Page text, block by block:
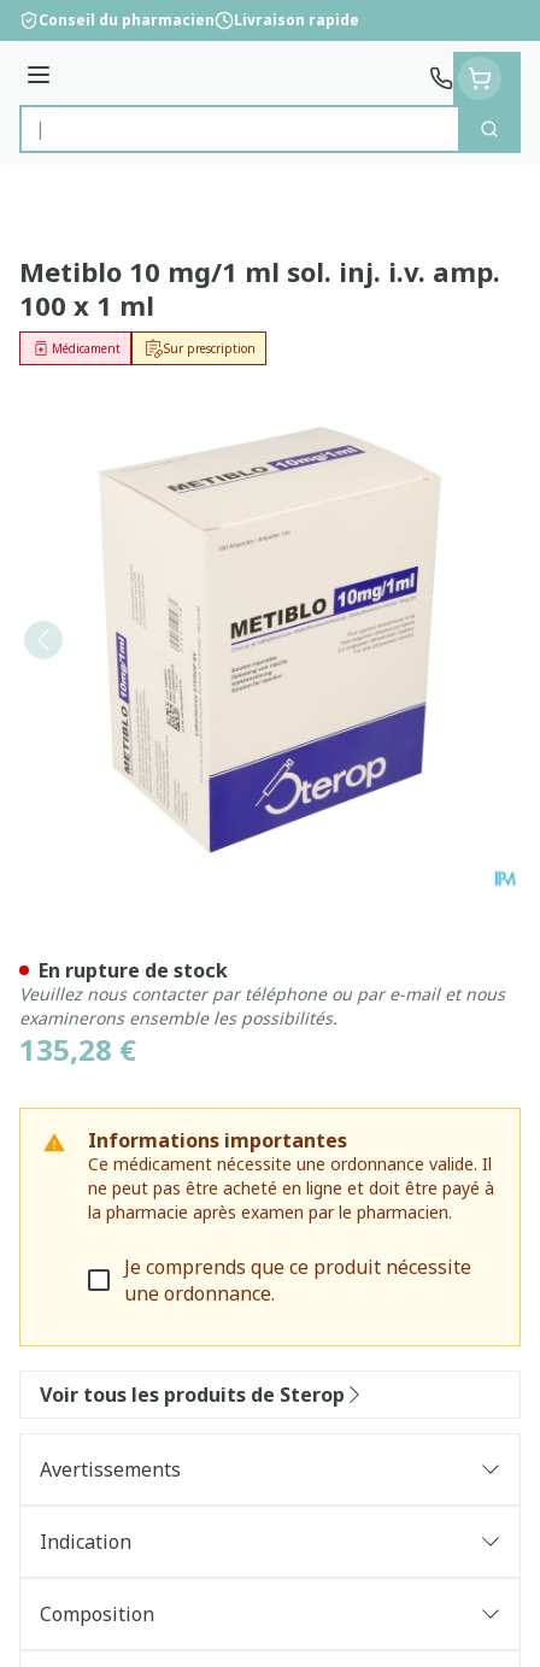
Aller au contenu
Conseil du pharmacien Livraison rapide
Menu
Rechercher
Metiblo 10 mg/1 ml sol. inj. i.v. amp.
100 x 1 ml
Sur prescription
Médicament
135,28 €
Informations importantes
Ce médicament nécessite une ordonnance valide. Il
ne peut pas être acheté en ligne et doit être payé à
la pharmacie après examen par le pharmacien.
Je comprends que ce produit nécessite
une ordonnance.
En rupture de stock
Veuillez nous contacter par téléphone ou par e-mail et nous
examinerons ensemble les possibilités.
Voir tous les produits de Sterop
Avertissements
Indication
Composition